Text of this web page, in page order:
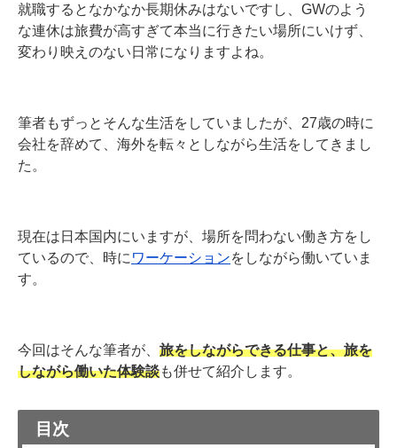
就職するとなかなか長期休みはないですし、GWのよう
な連休は旅費が高すぎて本当に行きたい場所にいけず、
変わり映えのない日常になりますよね。
筆者もずっとそんな生活をしていましたが、27歳の時に
会社を辞めて、海外を転々としながら生活をしてきまし
た。
現在は日本国内にいますが、場所を問わない働き方をし
ているので、時に ワーケーションをしながら働いていま
す。
今回はそんな筆者が、 旅をしながらできる仕事と、旅を
しながら働いた体験談も併せて紹介します。
目次